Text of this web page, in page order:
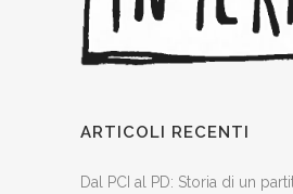
ARTICOLI RECENTI
Dal PCI al PD: Storia di un